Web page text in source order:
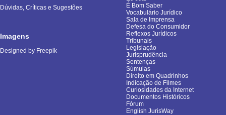
Dúvidas, Críticas e Sugestões
Imagens
Designed by Freepik
É Bom Saber
Vocabulário Jurídico
Sala de Imprensa
Defesa do Consumidor
Reflexos Jurídicos
Tribunais
Legislação
Jurisprudência
Sentenças
Súmulas
Direito em Quadrinhos
Indicação de Filmes
Curiosidades da Internet
Documentos Históricos
Fórum
English JurisWay